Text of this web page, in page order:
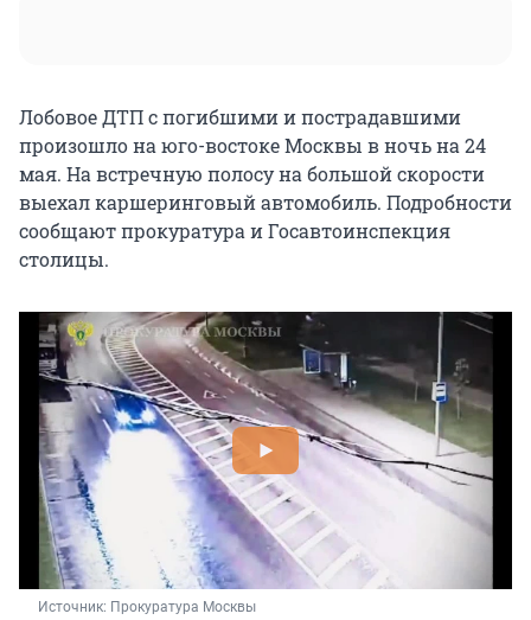
Лобовое ДТП с погибшими и пострадавшими
произошло на юго-востоке Москвы в ночь на 24
мая. На встречную полосу на большой скорости
выехал каршеринговый автомобиль. Подробности
сообщают прокуратура и Госавтоинспекция
столицы.
Источник: Прокуратура Москвы